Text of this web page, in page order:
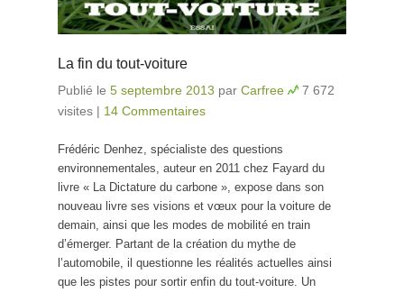
La fin du tout-voiture
Publié le 5 septembre 2013 par Carfree
7 672
visites | 14 Commentaires
Frédéric Denhez, spécialiste des questions
environnementales, auteur en 2011 chez Fayard du
livre « La Dictature du carbone », expose dans son
nouveau livre ses visions et vœux pour la voiture de
demain, ainsi que les modes de mobilité en train
d’émerger. Partant de la création du mythe de
l’automobile, il questionne les réalités actuelles ainsi
que les pistes pour sortir enfin du tout-voiture. Un